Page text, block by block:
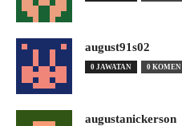
august91s02
0 JAWATAN 0 KOMEN
augustanickerson